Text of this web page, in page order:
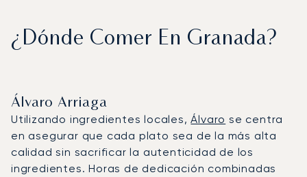
¿Dónde Comer En Granada?
Álvaro Arriaga
Utilizando ingredientes locales,Álvaro se centra
en asegurar que cada plato sea de la más alta
calidad sin sacrificar la autenticidad de los
ingredientes. Horas de dedicación combinadas